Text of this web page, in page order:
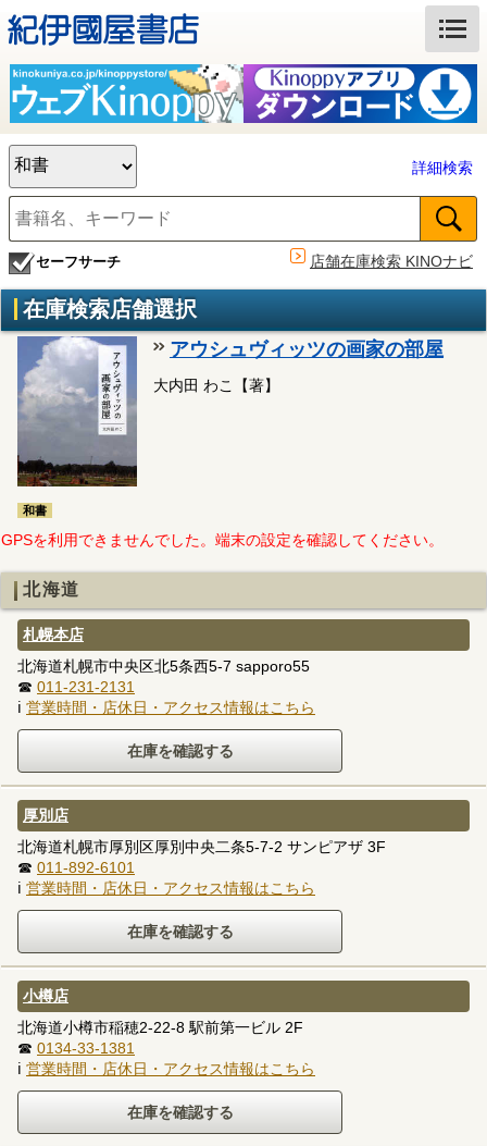
詳細検索
セーフサーチ 店舗在庫検索 KINOナビ
在庫検索店舗選択
和書
アウシュヴィッツの画家の部屋
大内田 わこ【著】
GPSを利用できませんでした。端末の設定を確認してください。
北海道
札幌本店
北海道札幌市中央区北5条西5-7 sapporo55
☎ 011-231-2131
ℹ 営業時間・店休日・アクセス情報はこちら
厚別店
北海道札幌市厚別区厚別中央二条5-7-2 サンピアザ 3F
☎ 011-892-6101
ℹ 営業時間・店休日・アクセス情報はこちら
小樽店
北海道小樽市稲穂2-22-8 駅前第一ビル 2F
☎ 0134-33-1381
ℹ 営業時間・店休日・アクセス情報はこちら